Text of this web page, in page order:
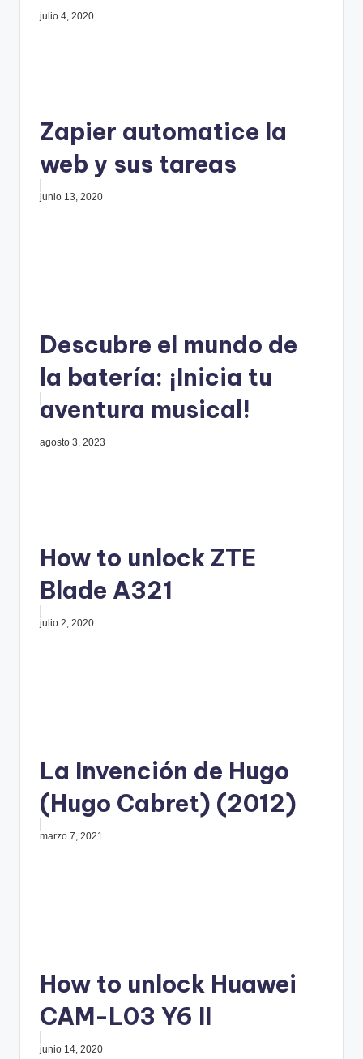
julio 4, 2020
Zapier automatice la
web y sus tareas
junio 13, 2020
Descubre el mundo de
la batería: ¡Inicia tu
aventura musical!
agosto 3, 2023
How to unlock ZTE
Blade A321
julio 2, 2020
La Invención de Hugo
(Hugo Cabret) (2012)
marzo 7, 2021
How to unlock Huawei
CAM-L03 Y6 II
junio 14, 2020